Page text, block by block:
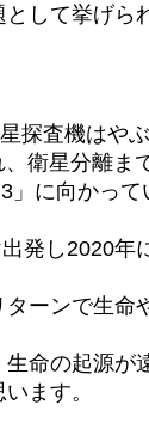
して挙げら
探査機はや
衛星分離ま
に向かって
発し2020年
ーンで生命
命の起源が
ます。